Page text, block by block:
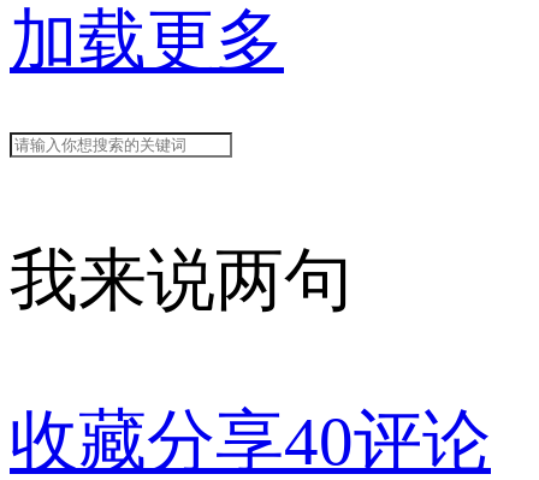
加载更多
我来说两句
收藏分享40评论